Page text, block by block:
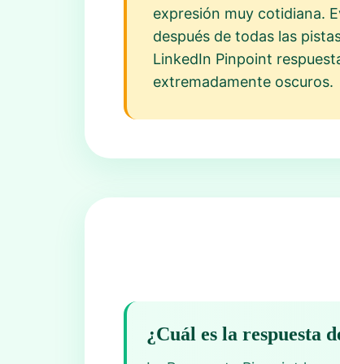
expresión muy cotidiana.
después de todas las
LinkedIn Pinpoint
extremadamente oscuros.
¿Cuál es la respuesta